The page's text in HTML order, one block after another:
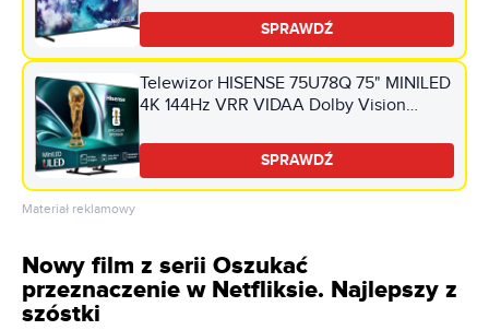
SPRAWDŹ
Telewizor HISENSE 75U78Q 75" MINILED
4K 144Hz VRR VIDAA Dolby Vision
SPRAWDŹ
Materiał reklamowy
Nowy film z serii Oszukać
przeznaczenie w Netfliksie. Najlepszy z
szóstki